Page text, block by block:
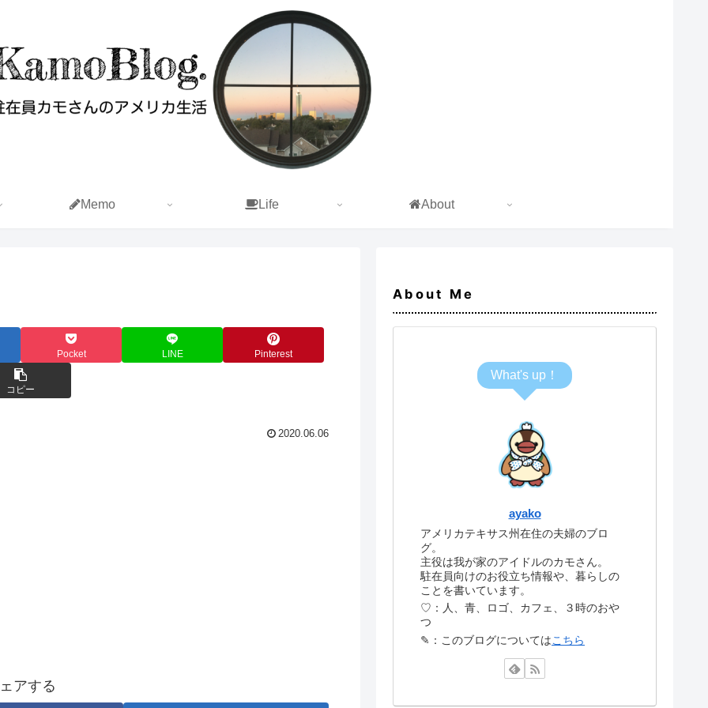
Memo Life About
Pocket LINE Pinterest
コピー
2020.06.06
アする
About Me
What's up！
ayako
アメリカテキサス州在住の夫婦のブロ
グ。
主役は我が家のアイドルのカモさん。
駐在員向けのお役立ち情報や、暮らしの
ことを書いています。
♡：人、青、ロゴ、カフェ、３時のおや
つ
✎：このブログについてはこちら